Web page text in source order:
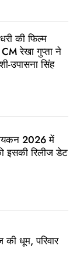
की फिल्म
CM रेखा गुप्ता ने
उपासना सिंह
2026 में
इसकी रिलीज डेट
की धूम, परिवार